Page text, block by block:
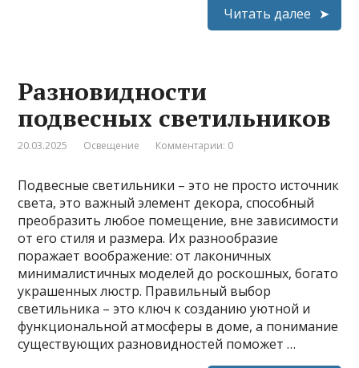
Читать далее
Разновидности
подвесных светильников
20.03.2025 Освещение Комментарии: 0
Подвесные светильники – это не просто источник
света, это важный элемент декора, способный
преобразить любое помещение, вне зависимости
от его стиля и размера. Их разнообразие
поражает воображение: от лаконичных
минималистичных моделей до роскошных, богато
украшенных люстр. Правильный выбор
светильника – это ключ к созданию уютной и
функциональной атмосферы в доме, а понимание
существующих разновидностей поможет …